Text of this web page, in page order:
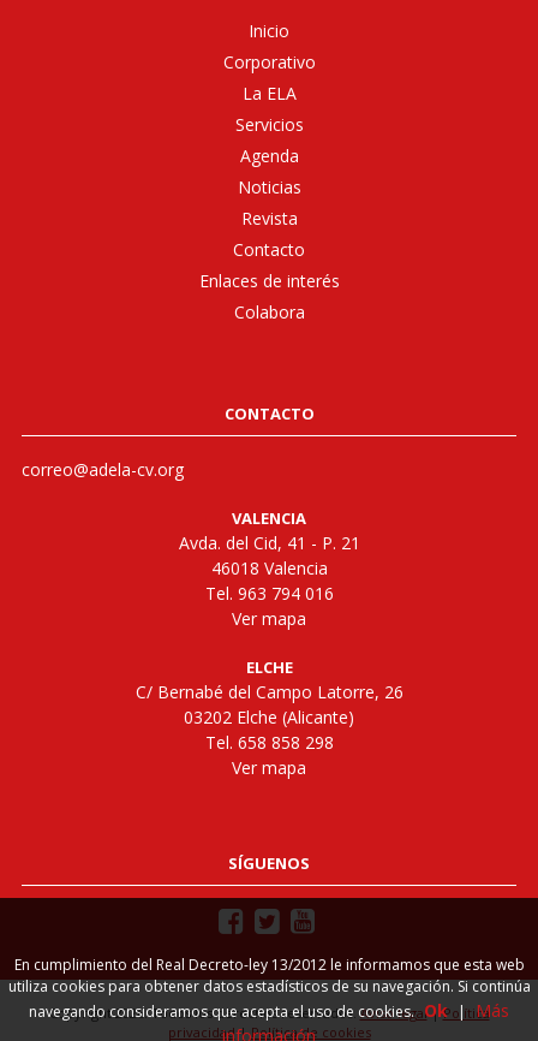
Inicio
Corporativo
La ELA
Servicios
Agenda
Noticias
Revista
Contacto
Enlaces de interés
Colabora
CONTACTO
correo@adela-cv.org
VALENCIA
Avda. del Cid, 41 - P. 21
46018 Valencia
Tel. 963 794 016
Ver mapa
ELCHE
C/ Bernabé del Campo Latorre, 26
03202 Elche (Alicante)
Tel. 658 858 298
Ver mapa
SÍGUENOS
Copyright 2026. Todos los derechos reservados.Aviso legal |Política
privacidad |Política de cookies
En cumplimiento del Real Decreto-ley 13/2012 le informamos que esta web
utiliza cookies para obtener datos estadísticos de su navegación. Si continúa
navegando consideramos que acepta el uso de cookies. Ok | Más
información